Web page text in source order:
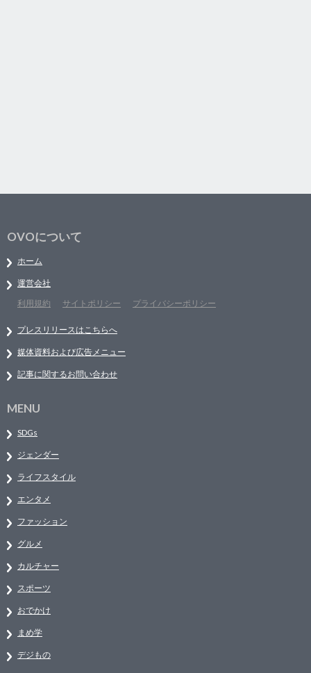
OVOについて
ホーム
運営会社
利用規約
サイトポリシー プライバシーポリシー
プレスリリースはこちらへ
媒体資料および広告メニュー
記事に関するお問い合わせ
MENU
SDGs
ジェンダー
ライフスタイル
エンタメ
ファッション
グルメ
カルチャー
スポーツ
おでかけ
まめ学
デジもの